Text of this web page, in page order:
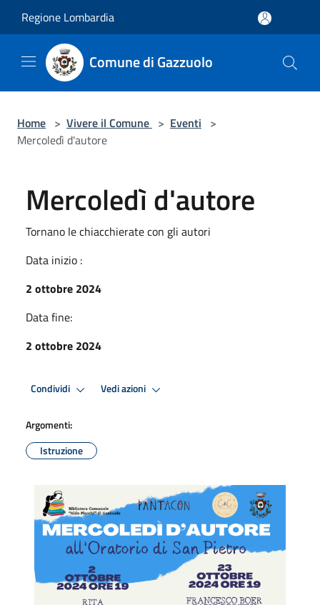
Regione Lombardia
Comune di Gazzuolo
Home > Vivere il Comune > Eventi >
Mercoledì d'autore
Mercoledì d'autore
Tornano le chiacchierate con gli autori
Data inizio :
2 ottobre 2024
Data fine:
2 ottobre 2024
Condividi Vedi azioni
Argomenti:
Istruzione